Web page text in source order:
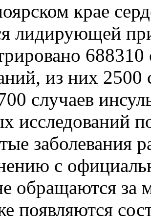
крае
лидирующей
из них
случаев
исследований
заболевания
с
обращаются
появляются